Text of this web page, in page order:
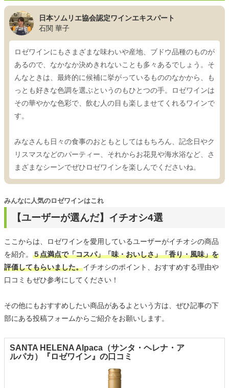
日本ソムリエ協会認定ワインエキスパート
石関 華子
ロゼワインにもさまざまな味わいや産地、ブドウ品種のものが
あるので、なかなか決めきれないことも多々あるでしょう。そ
んなときは、最終的に候補に挙がっているもののなかから、も
っとも好きな色調を選ぶというのもひとつの手。ロゼワインは
その華やかな色彩で、飲む人の目も楽しませてくれるワインで
す。
みなさんも日々の食事のおともとしてはもちろん、記念日やク
リスマスなどのパーティー、それからお花見や海水浴など、さ
まざまなシーンでぜひロゼワインを楽しんでくださいね。
【ユーザーが選んだ】イチオシ4選
みんなに人気のロゼワインはこれ
ここからは、ロゼワインを愛用しているユーザーがイチオシの商品
を紹介。 ５点満点で「コスパ」「味・おいしさ」「香り・風味」を
評価してもらいました。イチオシのポイント、おすすめする理由や
口コミもぜひ参考にしてください！
その他にもおすすめしたい商品があるよという方は、ぜひ記事の下
部にある投稿フォームからご紹介をお願いします。
SANTA HELENA Alpaca（サンタ・ヘレナ・ア
ルパカ）『ロゼワイン』の口コミ